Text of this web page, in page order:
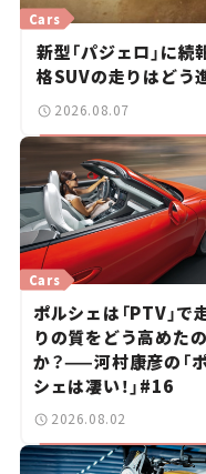
新型「パジェロ」に
格SUVの走りはどう
Cars
2026.08.07
ポルシェは「PTV」で
りの質をどう高めたの
か？——河村康彦の「
シェは凄い！」#16
Cars
2026.08.02